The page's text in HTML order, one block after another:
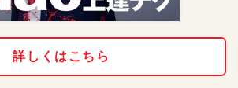
詳しくはこちら